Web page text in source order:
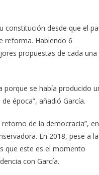
constitución desde que el
reforma. Habiendo 6
propuestas de cada una
porque se había producido
época”, añadió García.
de la democracia”, en
En 2018, pese a la
que este es el momento
con García.